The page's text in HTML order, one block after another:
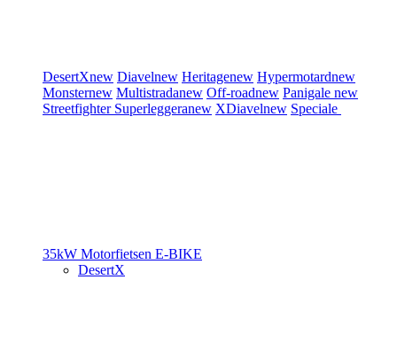
DesertXnew Diavelnew Heritagenew Hypermotardnew
Monsternew Multistradanew Off-roadnew Panigale new
Streetfighter Superleggeranew XDiavelnew Speciale
35kW Motorfietsen E-BIKE
DesertX